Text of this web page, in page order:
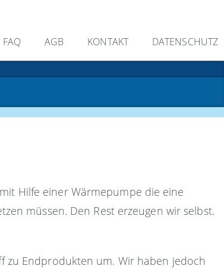
FAQ AGB KONTAKT DATENSCHUTZ
Hilfe einer Wärmepumpe die eine
müssen. Den Rest erzeugen wir selbst.
zu Endprodukten um. Wir haben jedoch